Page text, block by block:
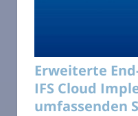
Erweiterte
IFS Cloud
umfassenden